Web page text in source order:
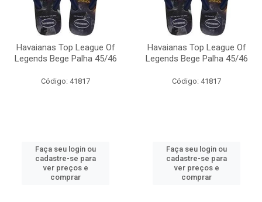
Havaianas Top League Of
Legends Bege Palha 45/46
Código: 41817
Faça seu login ou
cadastre-se para
ver preços e
comprar
Havaianas Top League Of
Legends Bege Palha 45/46
Código: 41817
Faça seu login ou
cadastre-se para
ver preços e
comprar